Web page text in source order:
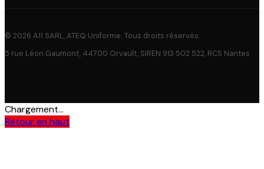
© 2026 A11 SARL, ATEQ Uniforme. Tous droits réservés.
5 rue Léon Gaumont, 44700 Orvault, SIREN 913 502 522, RCS Nantes
Chargement...
Retour en haut